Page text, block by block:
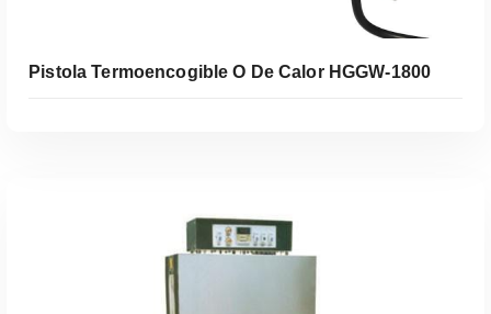
Pistola Termoencogible O De Calor HGGW-1800